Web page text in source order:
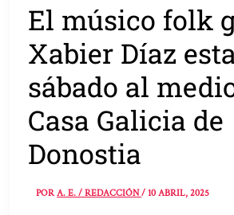
El músico folk
Xabier Díaz
sábado al
Casa Galicia de
Donostia
PORA. E. / REDACCIÓN/10 ABRIL, 2025